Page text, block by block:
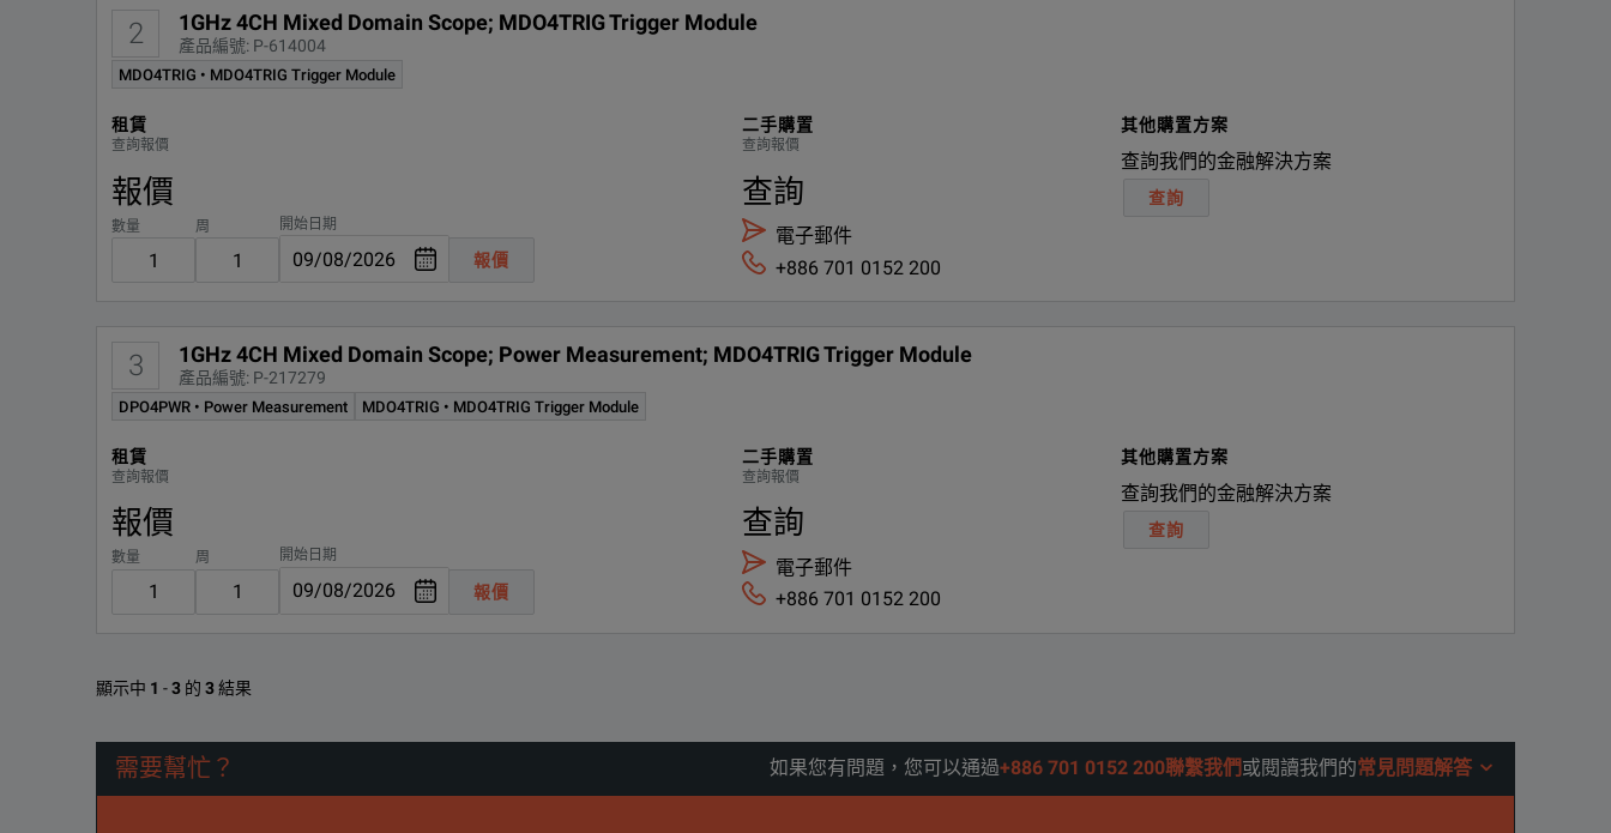
2 1GHz 4CH Mixed Domain Scope; MDO4TRIG Trigger Module
產品編號: P-614004
MDO4TRIG • MDO4TRIG Trigger Module
租賃
查詢報價
報價
數量 周 開始日期
報價
二手購置
查詢報價
查詢
電子郵件
+886 701 0152 200
其他購置方案
查詢我們的金融解決方案
查詢
3 1GHz 4CH Mixed Domain Scope; Power Measurement; MDO4TRIG Trigger Module
產品編號: P-217279
DPO4PWR • Power Measurement MDO4TRIG • MDO4TRIG Trigger Module
租賃
查詢報價
報價
數量 周 開始日期
報價
二手購置
查詢報價
查詢
電子郵件
+886 701 0152 200
其他購置方案
查詢我們的金融解決方案
查詢
顯示中 1 -3 的 3結果
需要幫忙？ 如果您有問題，您可以通過+886 701 0152 200聯繫我們或閱讀我們的常見問題解答